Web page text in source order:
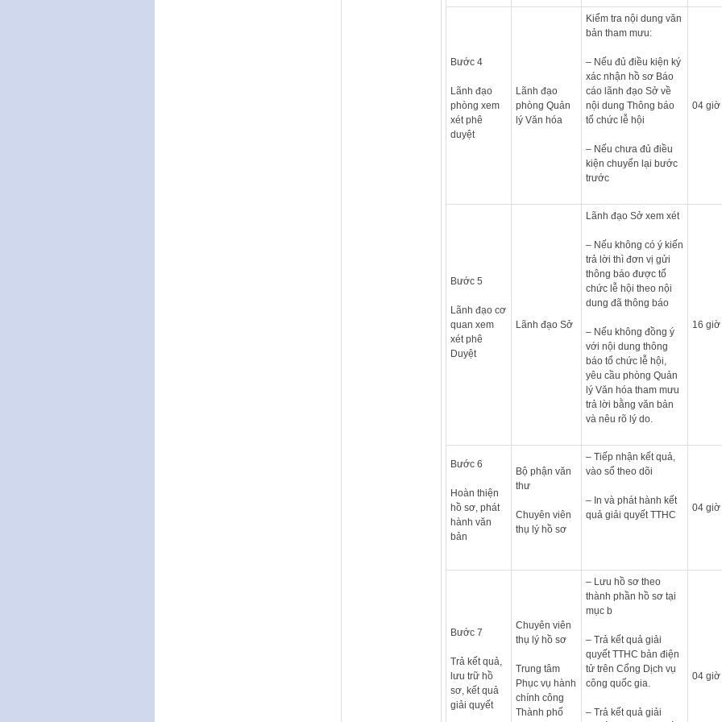
Bước 4
Lãnh đạo
phòng xem
xét phê
duyệt
Lãnh đạo
phòng Quản
lý Văn hóa
Kiểm tra nội dung văn
bản tham mưu:
– Nếu đủ điều kiện ký
xác nhận hồ sơ Báo
cáo lãnh đạo Sở về
nội dung Thông báo
tổ chức lễ hội
– Nếu chưa đủ điều
kiện chuyển lại bước
trước
04 giờ
Bước 5
Lãnh đạo cơ
quan xem
xét phê
Duyệt
Lãnh đạo Sở
Lãnh đạo Sở xem xét
– Nếu không có ý kiến
trả lời thì đơn vị gửi
thông báo được tổ
chức lễ hội theo nội
dung đã thông báo
– Nếu không đồng ý
với nội dung thông
báo tổ chức lễ hội,
yêu cầu phòng Quản
lý Văn hóa tham mưu
trả lời bằng văn bản
và nêu rõ lý do.
16 giờ
Bước 6
Hoàn thiện
hồ sơ, phát
hành văn
bản
Bộ phận văn
thư
Chuyên viên
thụ lý hồ sơ
– Tiếp nhận kết quả,
vào sổ theo dõi
– In và phát hành kết
quả giải quyết TTHC
04 giờ
Bước 7
Trả kết quả,
lưu trữ hồ
sơ, kết quả
giải quyết
Chuyên viên
thụ lý hồ sơ
Trung tâm
Phục vụ hành
chính công
Thành phố
– Lưu hồ sơ theo
thành phần hồ sơ tại
mục b
– Trả kết quả giải
quyết TTHC bản điện
tử trên Cổng Dịch vụ
công quốc gia.
– Trả kết quả giải
04 giờ